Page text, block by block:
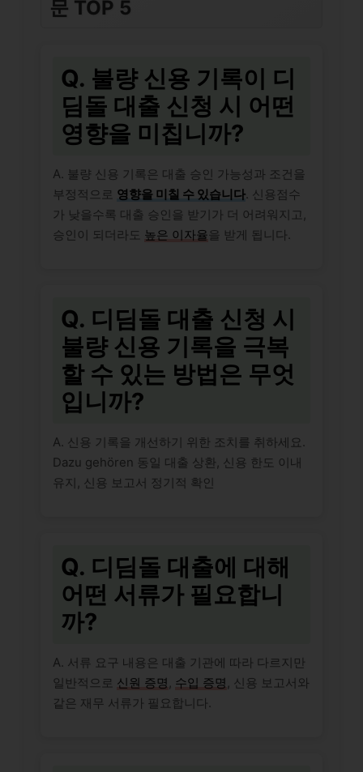
문 TOP 5
Q. 불량 신용 기록이 디
딤돌 대출 신청 시 어떤
영향을 미칩니까?
A. 불량 신용 기록은 대출 승인 가능성과 조건을
부정적으로 영향을 미칠 수 있습니다. 신용점수
가 낮을수록 대출 승인을 받기가 더 어려워지고,
승인이 되더라도 높은 이자율을 받게 됩니다.
Q. 디딤돌 대출 신청 시
불량 신용 기록을 극복
할 수 있는 방법은 무엇
입니까?
A. 신용 기록을 개선하기 위한 조치를 취하세요.
Dazu gehören 동일 대출 상환, 신용 한도 이내
유지, 신용 보고서 정기적 확인
Q. 디딤돌 대출에 대해
어떤 서류가 필요합니
까?
A. 서류 요구 내용은 대출 기관에 따라 다르지만
일반적으로 신원 증명 , 수입 증명 , 신용 보고서와
같은 재무 서류가 필요합니다.